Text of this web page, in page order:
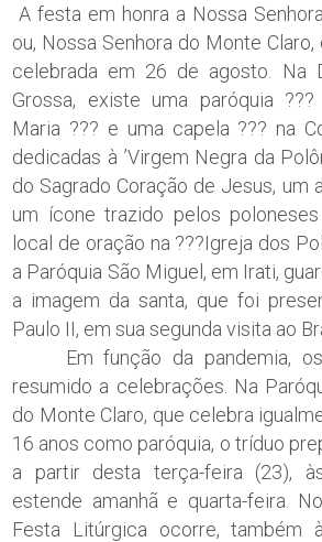
A festa em honra a Nossa
ou, Nossa Senhora do Monte
celebrada em 26 de agosto. Na
Grossa, existe uma paróquia
Maria ??? e uma capela ??? na
dedicadas à ’Virgem Negra da
do Sagrado Coração de Jesus, um
um ícone trazido pelos
local de oração na ???Igreja dos
a Paróquia São Miguel, em Irati,
a imagem da santa, que foi
Paulo II, em sua segunda visita ao
Em função da pandemia,
resumido a celebrações. Na
do Monte Claro, que celebra
16 anos como paróquia, o tríduo
a partir desta terça-feira (23),
estende amanhã e quarta-feira.
Festa Litúrgica ocorre, também